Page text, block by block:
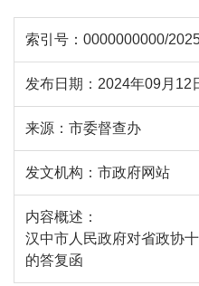
索引号： 0000000000/
发布日期： 2024年09月12
来源： 市委督查办
发文机构： 市政府网站
内容概述：
汉中市人民政府对省政协
的答复函